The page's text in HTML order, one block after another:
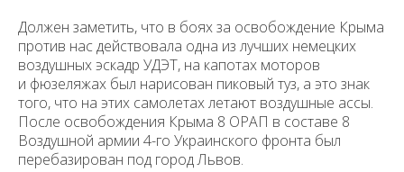
Должен заметить, что в боях за освобождение Крыма
против нас действовала одна из лучших немецких
воздушных эскадр УДЭТ, на капо­тах моторов
и фюзеляжах был нарисован пиковый туз, а это знак
того, что на этих самолетах летают воздушные ассы.
После освобождения Крыма 8 ОРАП в составе 8
Воздушной армии 4-го Украинского фронта был
перебазирован под город Львов.